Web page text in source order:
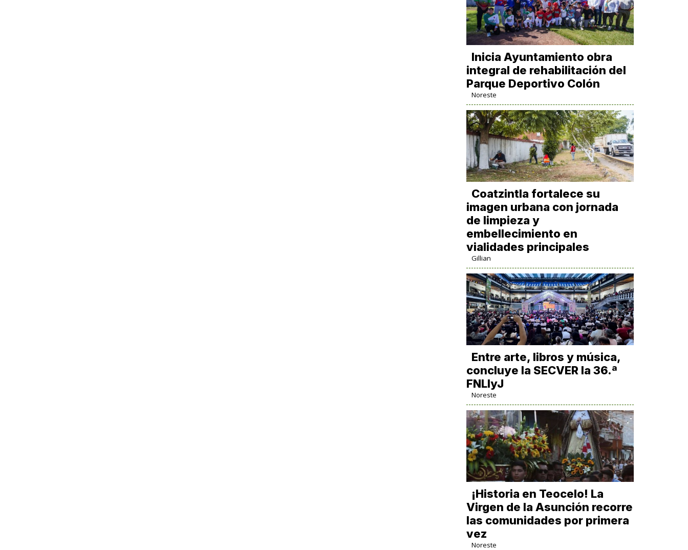
Inicia Ayuntamiento obra
integral de rehabilitación del
Parque Deportivo Colón
Noreste
Coatzintla fortalece su
imagen urbana con jornada
de limpieza y
embellecimiento en
vialidades principales
Gillian
Entre arte, libros y música,
concluye la SECVER la 36.ª
FNLIyJ
Noreste
​¡Historia en Teocelo! La
Virgen de la Asunción recorre
las comunidades por primera
vez
Noreste